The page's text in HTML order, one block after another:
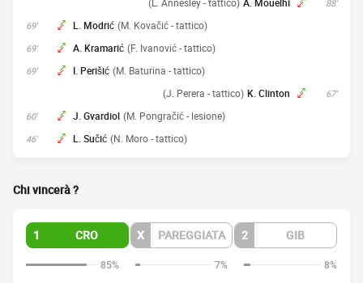
88'
69' L. Modrić (M. Kovačić - tattico)
69' A. Kramarić (F. Ivanović - tattico)
69' I. Perišić (M. Baturina - tattico)
67'
K. Clinton
(J. Perera - tattico)
60' J. Gvardiol (M. Pongračić - lesione)
46' L. Sučić (N. Moro - tattico)
Chi vincerà ?
1 CRO X PAREGGIATA 2 GIB
85% 7%
8%